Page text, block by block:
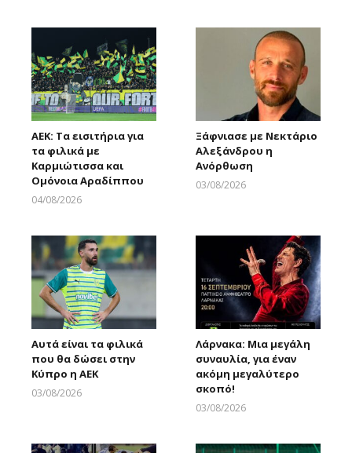
ΑΕΚ: Τα εισιτήρια για
τα φιλικά με
Καρμιώτισσα και
Ομόνοια Αραδίππου
04/08/2026
Ξάφνιασε με Νεκτάριο
Αλεξάνδρου η
Ανόρθωση
03/08/2026
Αυτά είναι τα φιλικά
που θα δώσει στην
Κύπρο η ΑΕΚ
03/08/2026
Λάρνακα: Μια μεγάλη
συναυλία, για έναν
ακόμη μεγαλύτερο
σκοπό!
03/08/2026